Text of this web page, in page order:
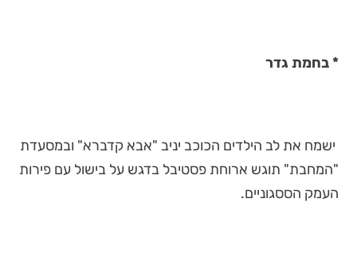
*בחמת גדר
ישמח את לב הילדים הכוכב יניב "אבא קדברא" ובמסעדת
"המחבת" תוגש ארוחת פסטיבל בדגש על בישול עם פירות
העמק הססגוניים.